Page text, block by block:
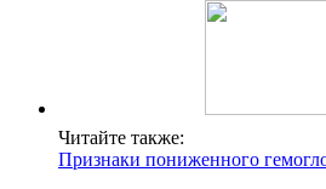
Читайте также:
Признаки пониженного